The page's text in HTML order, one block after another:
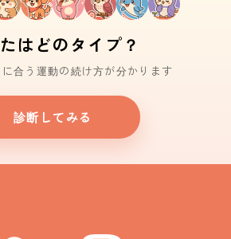
はどのタイプ？
合う運動の続け方が分かります
診断してみる